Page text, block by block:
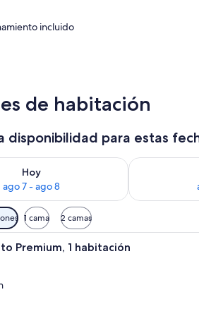
incluido
de habitación
disponibilidad para estas
Hoy
ago 7 - ago 8
para hoy ago 7 - ago 8
Consulta la
1 cama 2 camas
Una sala moderna con un
Premium, 1 habitación